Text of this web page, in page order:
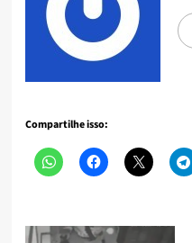
Compartilhe isso: